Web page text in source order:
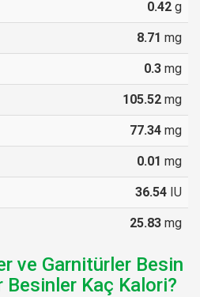
0.42 g
8.71 mg
0.3 mg
105.52 mg
77.34 mg
0.01 mg
36.54 IU
25.83 mg
ve Garnitürler Besin
Besinler Kaç Kalori?